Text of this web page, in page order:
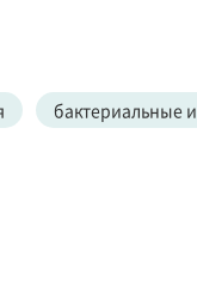
бактериальные